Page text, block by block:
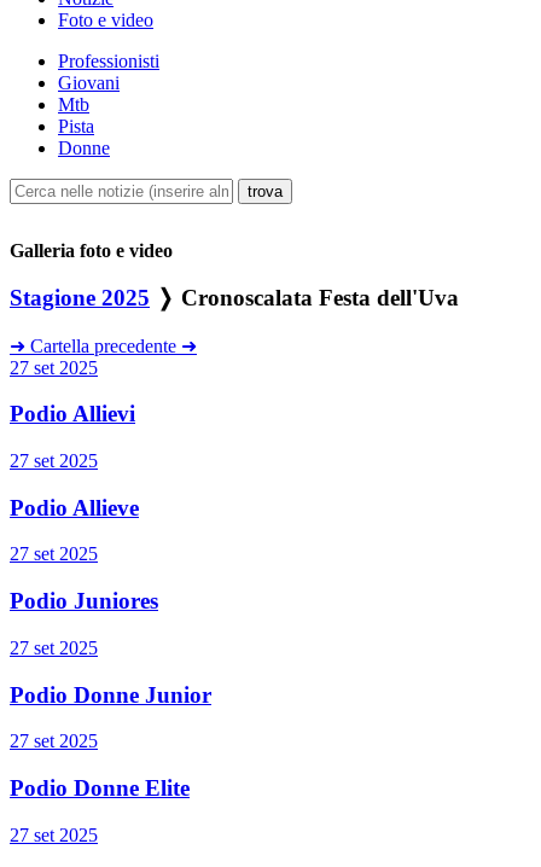
Foto e video
Professionisti
Giovani
Mtb
Pista
Donne
Galleria foto e video
Stagione 2025 ❭ Cronoscalata Festa dell'Uva
➜ Cartella precedente ➜
27 set 2025
Podio Allievi
27 set 2025
Podio Allieve
27 set 2025
Podio Juniores
27 set 2025
Podio Donne Junior
27 set 2025
Podio Donne Elite
27 set 2025